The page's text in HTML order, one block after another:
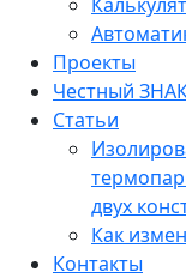
Проекты
Честный
Статьи
двух
Как
Контакты